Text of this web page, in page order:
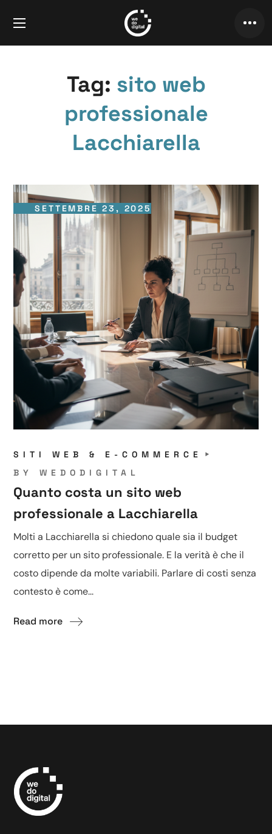
Tag: sito web
professionale
Lacchiarella
SETTEMBRE 23, 2025
SITI WEB & E-COMMERCE
BYWEDODIGITAL
Quanto costa un sito web
professionale a Lacchiarella
Molti a Lacchiarella si chiedono quale sia il budget
corretto per un sito professionale. E la verità è che il
costo dipende da molte variabili. Parlare di costi senza
contesto è come...
Read more